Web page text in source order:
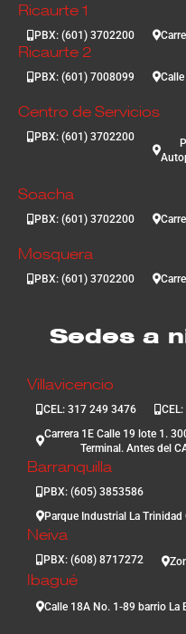
Ricaurte 1
PBX: (601) 3702200
Ricaurte 2
PBX: (601) 7008099
Centro de Servicios
PBX: (601) 3702200
Soacha
PBX: (601) 3702200
Mosquera
PBX: (601) 3702200
Sedes a
Villavicencio
CEL: 317 249 3476
Carrera 1E Calle 19 lote 1.
Terminal. Antes del
Barranquilla
PBX: (605) 3853586
Parque Industrial La
Neiva
PBX: (608) 8717272
Ibagué
Calle 18A No. 1-89 barrio La